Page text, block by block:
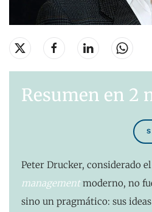
Resumen en 2
Peter Drucker, considerado
managementmoderno, no
sino un pragmático: sus